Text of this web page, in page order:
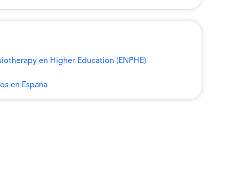
en Higher Education (ENPHE)
en España